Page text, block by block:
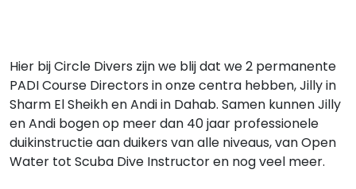
Hier bij Circle Divers zijn we blij dat we 2 permanente
PADI Course Directors in onze centra hebben, Jilly in
Sharm El Sheikh en Andi in Dahab. Samen kunnen Jilly
en Andi bogen op meer dan 40 jaar professionele
duikinstructie aan duikers van alle niveaus, van Open
Water tot Scuba Dive Instructor en nog veel meer.